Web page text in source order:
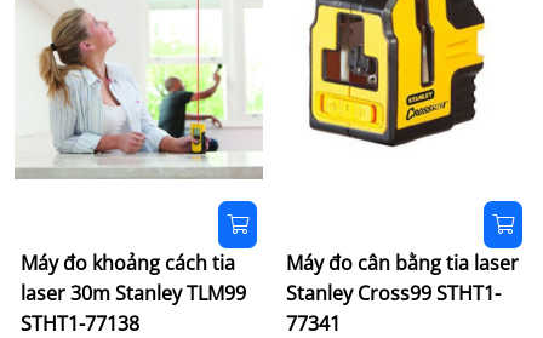
Máy đo khoảng cách tia
laser 30m Stanley TLM99
STHT1-77138
Máy đo cân bằng tia laser
Stanley Cross99 STHT1-
77341